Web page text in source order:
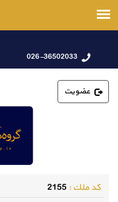
026-36502033
عضویت
كد ملك :2155